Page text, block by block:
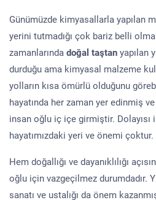
Günümüzde kimyasallarla yapılan
yerini tutmadığı çok bariz belli
zamanlarında doğal taştan yapılan
durduğu ama kimyasal malzeme
yolların kısa ömürlü olduğunu
hayatında her zaman yer edinmiş
insan oğlu iç içe girmiştir. Dolayısı
hayatımızdaki yeri ve önemi çoktur.
Hem doğallığı ve dayanıklılığı
oğlu için vazgeçilmez durumdadır.
sanatı ve ustalığı da önem